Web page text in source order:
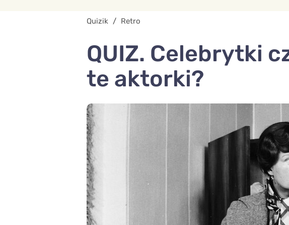
Quizik / Retro
QUIZ. Celebrytki
te aktorki?